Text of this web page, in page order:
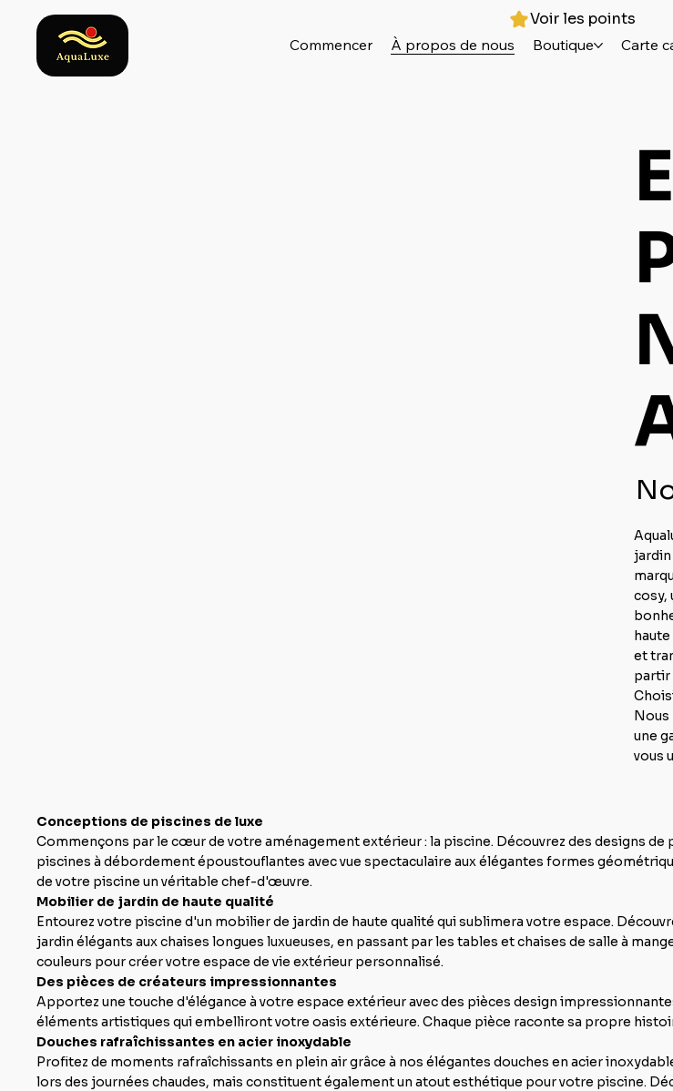
Commencer À propos de nous Boutique Carte
Voir les points
Conceptions de piscines de luxe
Commençons par le cœur de votre aménagement extérieur : la piscine. Découvrez des designs
piscines à débordement époustouflantes avec vue spectaculaire aux élégantes formes
de votre piscine un véritable chef-d'œuvre.
Mobilier de jardin de haute qualité
Entourez votre piscine d'un mobilier de jardin de haute qualité qui sublimera votre espace.
jardin élégants aux chaises longues luxueuses, en passant par les tables et chaises de salle à
couleurs pour créer votre espace de vie extérieur personnalisé.
Des pièces de créateurs impressionnantes
Apportez une touche d'élégance à votre espace extérieur avec des pièces design
éléments artistiques qui embelliront votre oasis extérieure. Chaque pièce raconte sa propre
Douches rafraîchissantes en acier inoxydable
Profitez de moments rafraîchissants en plein air grâce à nos élégantes douches en acier
lors des journées chaudes, mais constituent également un atout esthétique pour votre piscine.
cosy,
et
partir
Nous
une
vous